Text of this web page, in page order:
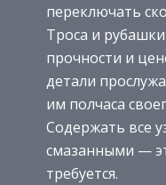
переключать
Троса и
прочности и
детали
им полчаса
Содержать все
смазанными —
требуется.